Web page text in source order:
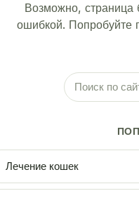
Возможно,
ошибкой. Попробуйте
Лечение кошек